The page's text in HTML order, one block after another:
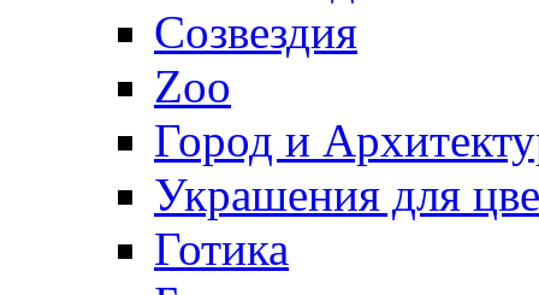
Созвездия
Zoo
Город и
Украшения для
Готика